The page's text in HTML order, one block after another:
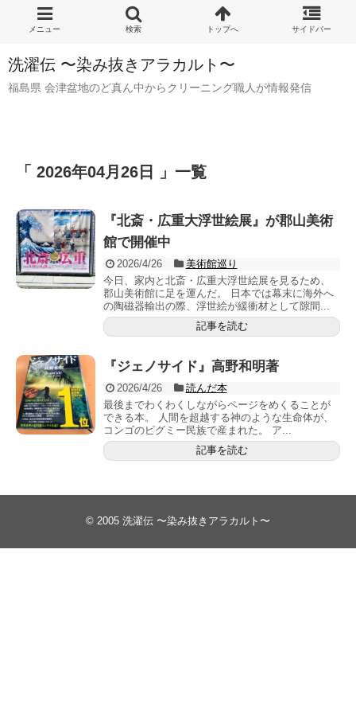
洗濯伝 〜染み抜きアラカルト〜
福島県 会津盆地のど真ん中からクリーニング職人が情報発信
「 2026年04月26日 」一覧
『北斎・広重大浮世絵展』が郡山美術
館で開催中
2026/4/26
美術館巡り
今日、家内と北斎・広重大浮世絵展を見るため、
郡山美術館に足を運んだ。 日本では幕末に海外へ
の陶磁器輸出の際、浮世絵が緩衝材として隙間...
記事を読む
『ジェノサイド』高野和明著
2026/4/26
読んだ本
最後までわくわくしながらページをめくることが
できる本。 人間を超越する神のような生命体が、
コンゴのピグミー民族で産まれた。 ア...
記事を読む
© 2005 洗濯伝 〜染み抜きアラカルト〜